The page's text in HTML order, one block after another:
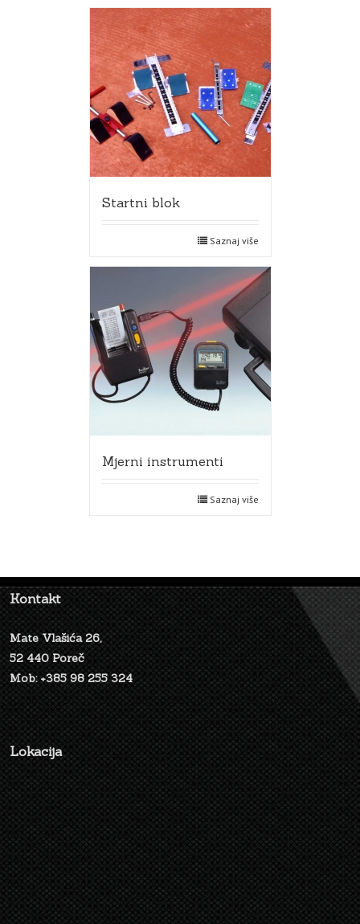
Startni blok
Saznaj više
Mjerni instrumenti
Saznaj više
Kontakt
Mate Vlašića 26,
52 440 Poreč
Mob: +385 98 255 324
Lokacija